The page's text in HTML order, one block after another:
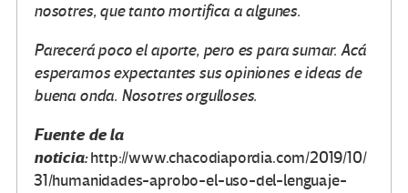
nosotres, que tanto mortifica a algunes.
Parecerá poco el aporte, pero es para sumar. Acá
esperamos expectantes sus opiniones e ideas de
buena onda. Nosotres orgulloses.
Fuente de la
noticia:http://www.chacodiapordia.com/2019/10/
31/humanidades-aprobo-el-uso-del-lenguaje-